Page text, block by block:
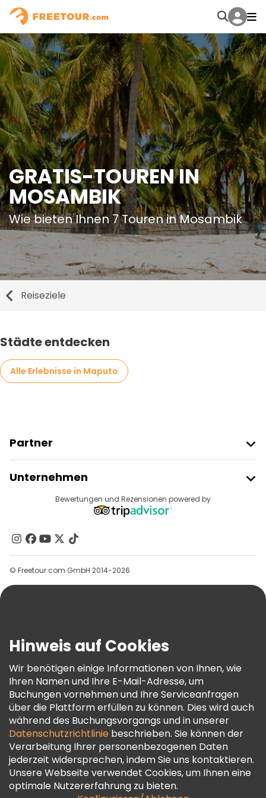
GRATIS-TOUREN IN
MOSAMBIK
Wie bieten Ihnen 7 Touren in Mosambik
Reiseziele
Städte entdecken
Alle Erlebnisse in Maputo
Partner
Anbieter-Anmeldung
Affiliate-Programm
Unternehmen
Reiseziele
Kontakt
Gruppen
Hilfe
AGB Und Rechtliches
Cookie-Richtlinie
Freetour Auszeichnungen
Treueprogramm
Bewertungen und Rezensionen powered by
© Freetour.com GmbH 2014-2026
Hinweis auf Cookies
Wir benötigen einige Informationen von Ihnen, wie
Ihren Namen und Ihre E-Mail-Adresse, um
Buchungen vornehmen und Ihre Serviceanfragen
über die Plattform erfüllen zu können. Dies wird auch
während des Buchungsvorgangs und in unserer
Datenschutzrichtlinie beschrieben. Sie können der
Verarbeitung Ihrer personenbezogenen Daten
jederzeit widersprechen, indem Sie uns kontaktieren.
Unsere Webseite verwendet Cookies, um Ihnen eine
optimale Nutzererfahrung zu bieten.